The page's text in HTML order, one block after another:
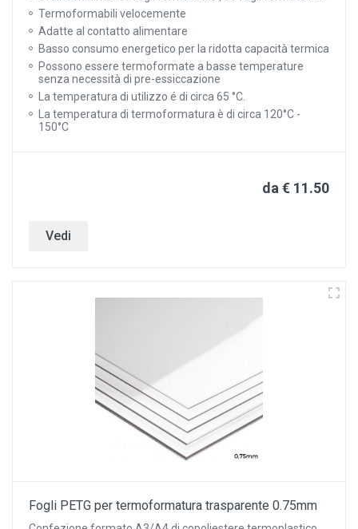
Termoformabili velocemente
Adatte al contatto alimentare
Basso consumo energetico per la ridotta capacità termica
Possono essere termoformate a basse temperature
senza necessità di pre-essiccazione
La temperatura di utilizzo é di circa 65 °C.
La temperatura di termoformatura è di circa 120°C -
150°C
da € 11.50
Vedi
Fogli PETG per termoformatura trasparente 0.75mm